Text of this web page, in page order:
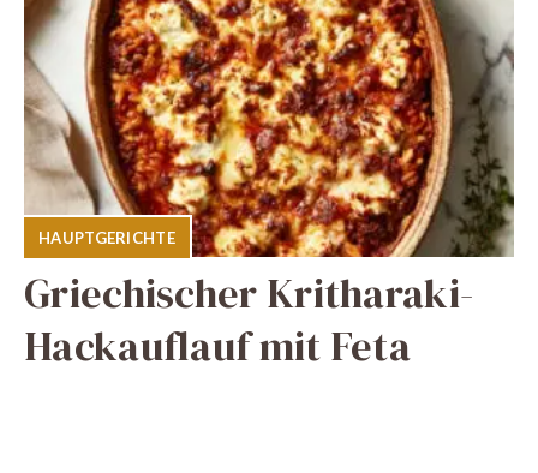
HAUPTGERICHTE
Griechischer Kritharaki-
Hackauflauf mit Feta